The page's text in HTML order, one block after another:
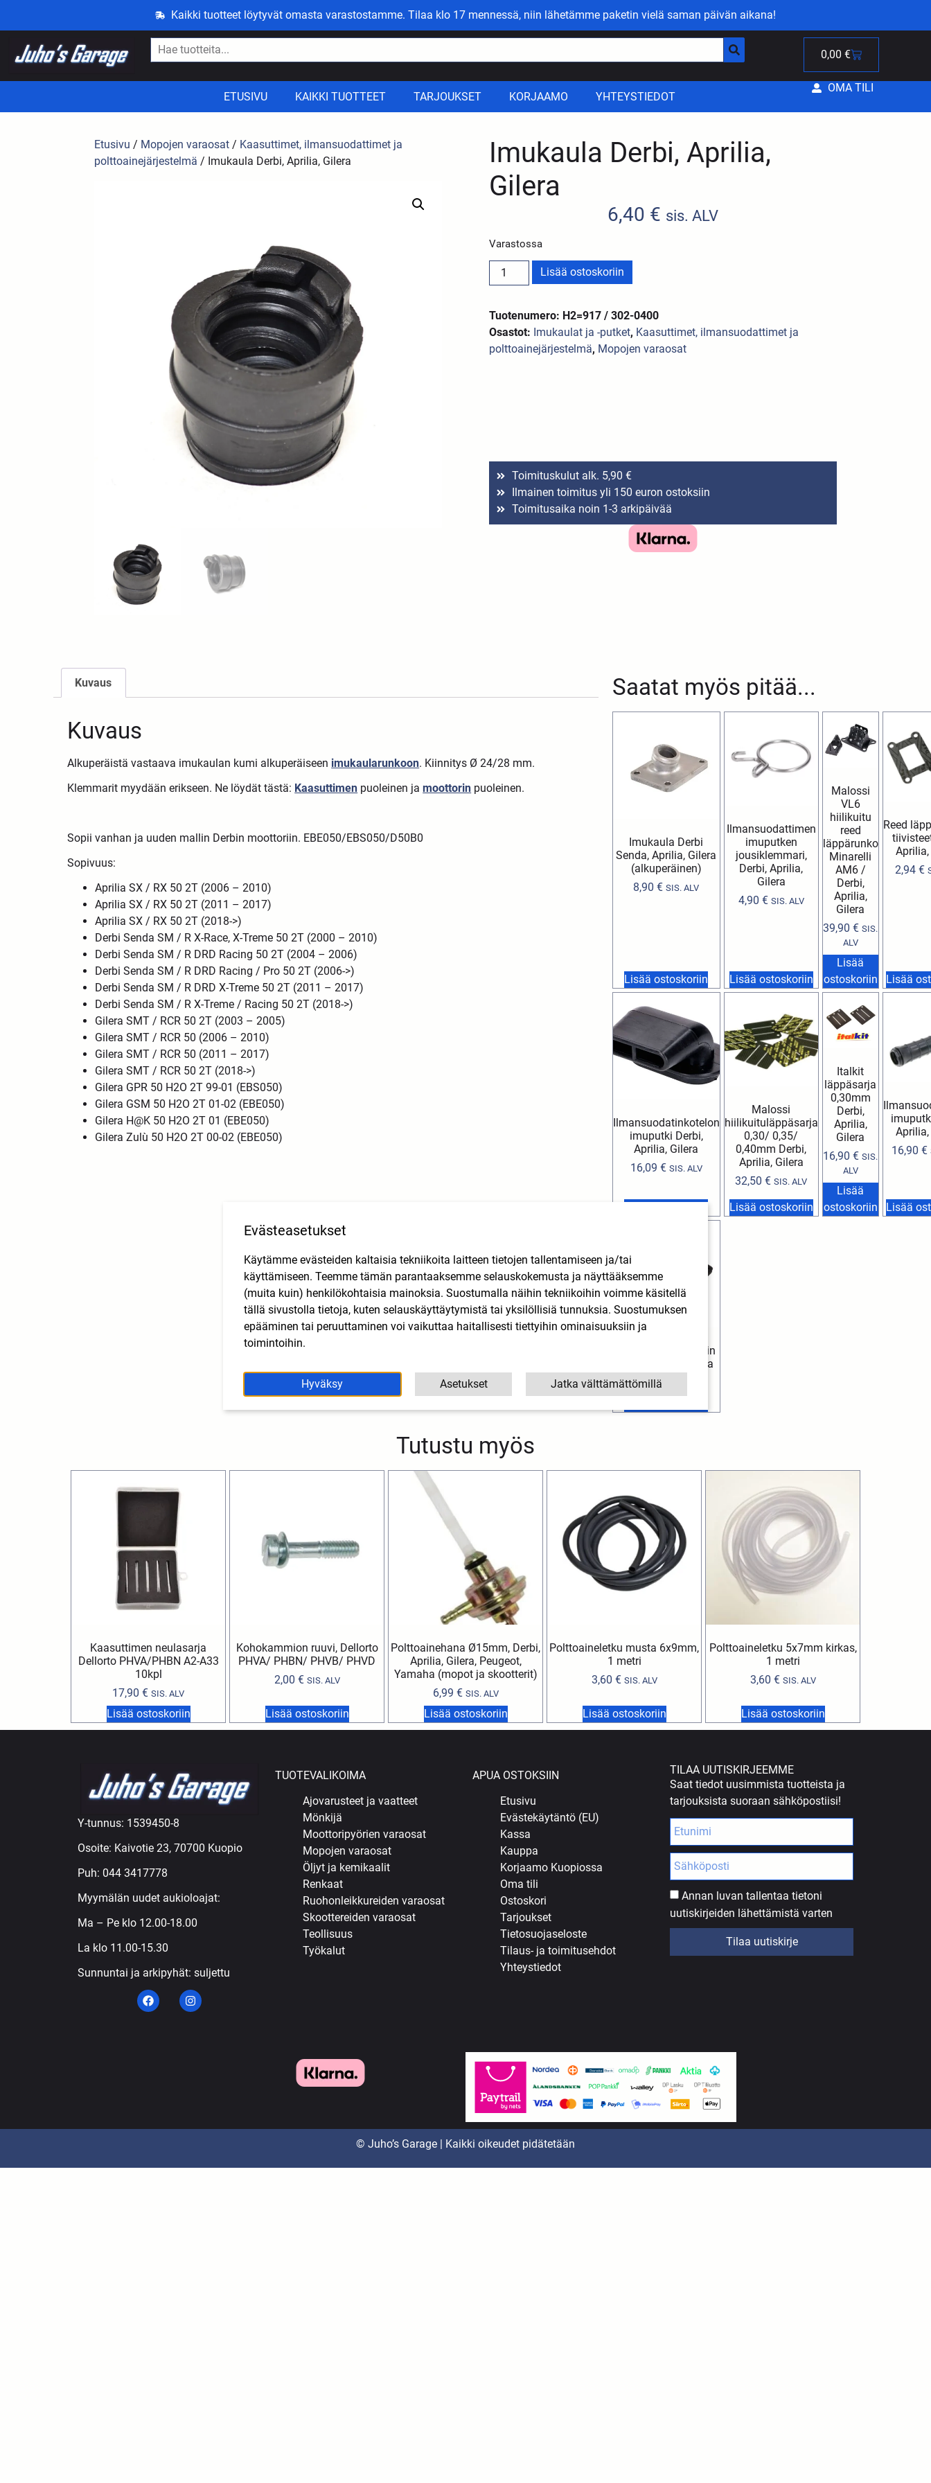
Kaikki tuotteet löytyvät omasta varastostamme. Tilaa klo 17 mennessä, niin lähetämme paketin vielä saman päivän aikana!
0,00 €
ETUSIVU KAIKKI TUOTTEET TARJOUKSET KORJAAMO YHTEYSTIEDOT
OMA TILI
Etusivu / Mopojen varaosat / Kaasuttimet, ilmansuodattimet ja
polttoainejärjestelmä / Imukaula Derbi, Aprilia, Gilera
Imukaula Derbi, Aprilia,
Gilera
6,40 € sis. ALV
Varastossa
Lisää ostoskoriin
Tuotenumero: H2=917 / 302-0400
Osastot: Imukaulat ja -putket, Kaasuttimet, ilmansuodattimet ja
polttoainejärjestelmä, Mopojen varaosat
Toimituskulut alk. 5,90 €
Ilmainen toimitus yli 150 euron ostoksiin
Toimitusaika noin 1-3 arkipäivää
Saatat myös pitää...
Imukaula Derbi
Senda, Aprilia, Gilera
(alkuperäinen)
8,90€ SIS. ALV
Lisää ostoskoriin
Ilmansuodattimen
imuputken
jousiklemmari,
Derbi, Aprilia,
Gilera
4,90 € SIS. ALV
Lisää ostoskoriin
Malossi
VL6
hiilikuitu
reed
läppärunko
Minarelli
AM6 /
Derbi,
Aprilia,
Gilera
39,90€ SIS.
ALV
Lisää
ostoskoriin
Reed
2,94 €
Lisää
Ilmansuodatinkotelon
imuputki Derbi,
Aprilia, Gilera
16,09 € SIS. ALV
Lisää ostoskoriin
Malossi
hiilikuituläppäsarja
0,30/ 0,35/
0,40mm Derbi,
Aprilia, Gilera
32,50€ SIS. ALV
Lisää ostoskoriin
Italkit
läppäsarja
0,30mm
Derbi,
Aprilia,
Gilera
16,90€ SIS.
ALV
Lisää
ostoskoriin
16,90€
Lisää
Forte ilmansuodatin
Derbi, Aprilia, Gilera
4,60€
Kuvaus
Kuvaus
Alkuperäistä vastaava imukaulan kumi alkuperäiseen imukaularunkoon. Kiinnitys Ø 24/28 mm.
Klemmarit myydään erikseen. Ne löydät tästä: Kaasuttimen puoleinen jamoottorin puoleinen.
Sopii vanhan ja uuden mallin Derbin moottoriin. EBE050/EBS050/D50B0
Sopivuus:
Aprilia SX / RX 50 2T (2006 – 2010)
Aprilia SX / RX 50 2T (2011 – 2017)
Aprilia SX / RX 50 2T (2018->)
Derbi Senda SM / R X-Race, X-Treme 50 2T (2000 – 2010)
Derbi Senda SM / R DRD Racing 50 2T (2004 – 2006)
Derbi Senda SM / R DRD Racing / Pro 50 2T (2006->)
Derbi Senda SM / R DRD X-Treme 50 2T (2011 – 2017)
Derbi Senda SM / R X-Treme / Racing 50 2T (2018->)
Gilera SMT / RCR 50 2T (2003 – 2005)
Gilera SMT / RCR 50 (2006 – 2010)
Gilera SMT / RCR 50 (2011 – 2017)
Gilera SMT / RCR 50 2T (2018->)
Gilera GPR 50 H2O 2T 99-01 (EBS050)
Gilera GSM 50 H2O 2T 01-02 (EBE050)
Gilera H@K 50 H2O 2T 01 (EBE050)
Gilera Zulù 50 H2O 2T 00-02 (EBE050)
Tutustu myös
Kaasuttimen neulasarja
Dellorto PHVA/PHBN A2-A33
10kpl
17,90 € SIS. ALV
Lisää ostoskoriin
Kohokammion ruuvi, Dellorto
PHVA/ PHBN/ PHVB/ PHVD
2,00 € SIS. ALV
Lisää ostoskoriin
Polttoainehana Ø15mm, Derbi,
Aprilia, Gilera, Peugeot,
Yamaha (mopot ja skootterit)
6,99 € SIS. ALV
Lisää ostoskoriin
Polttoaineletku musta 6x9mm,
1 metri
3,60 € SIS. ALV
Lisää ostoskoriin
Polttoaineletku 5x7mm kirkas,
1 metri
3,60 € SIS. ALV
Lisää ostoskoriin
Y-tunnus: 1539450-8
Osoite: Kaivotie 23, 70700 Kuopio
Puh: 044 3417778
Myymälän uudet aukioloajat:
Ma – Pe klo 12.00-18.00
La klo 11.00-15.30
Sunnuntai ja arkipyhät: suljettu
TUOTEVALIKOIMA
Ajovarusteet ja vaatteet
Mönkijä
Moottoripyörien varaosat
Mopojen varaosat
Öljyt ja kemikaalit
Renkaat
Ruohonleikkureiden varaosat
Skoottereiden varaosat
Teollisuus
Työkalut
APUA OSTOKSIIN
Etusivu
Evästekäytäntö (EU)
Kassa
Kauppa
Korjaamo Kuopiossa
Oma tili
Ostoskori
Tarjoukset
Tietosuojaseloste
Tilaus- ja toimitusehdot
Yhteystiedot
TILAA UUTISKIRJEEMME
Saat tiedot uusimmista tuotteista ja
tarjouksista suoraan sähköpostiisi!
Annan luvan tallentaa tietoni
uutiskirjeiden lähettämistä varten
Tilaa uutiskirje
© Juho’s Garage | Kaikki oikeudet pidätetään
Evästeasetukset
Käytämme evästeiden kaltaisia tekniikoita laitteen tietojen tallentamiseen ja/tai
käyttämiseen. Teemme tämän parantaaksemme selauskokemusta ja näyttääksemme
(muita kuin) henkilökohtaisia mainoksia. Suostumalla näihin tekniikoihin voimme käsitellä
tällä sivustolla tietoja, kuten selauskäyttäytymistä tai yksilöllisiä tunnuksia. Suostumuksen
epääminen tai peruuttaminen voi vaikuttaa haitallisesti tiettyihin ominaisuuksiin ja
toimintoihin.
Hyväksy Asetukset Jatka välttämättömillä